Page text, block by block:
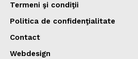
Termeni şi condiţii
Politica de confidenţialitate
Contact
Webdesign